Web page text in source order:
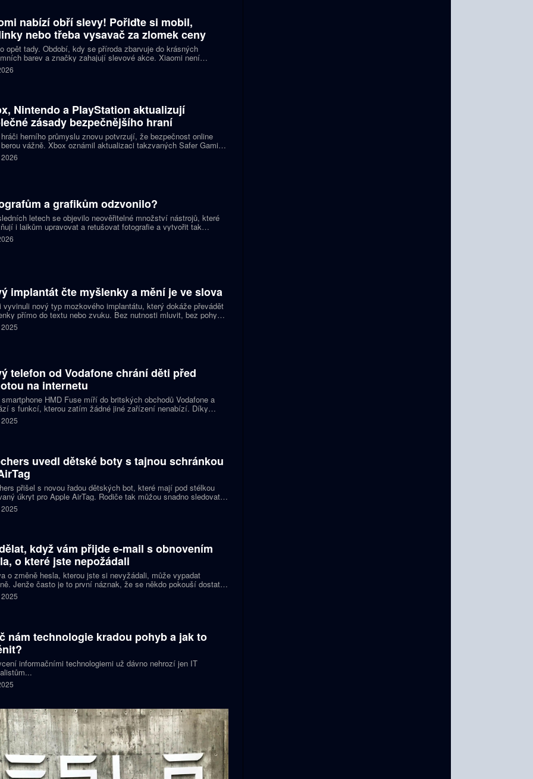
nabízí obří slevy! Pořiďte si mobil,
nebo třeba vysavač za zlomek ceny
opět tady. Období, kdy se příroda zbarvuje do krásných
barev a značky zahajují slevové akce. Xiaomi není
a až do 26. listopadu 2023 vyhlásilo až 56% slevy nejenom
mobilní telefony, ale také na sluchátka, hodinky, robotické
Nintendo a PlayStation aktualizují
zásady bezpečnějšího hraní
herního průmyslu znovu potvrzují, že bezpečnost online
vážně. Xbox oznámil aktualizaci takzvaných Safer Gaming
na nichž dlouhodobě spolupracuje s Nintendo a PlayStation.
o novou iniciativu, ale o pokračování partnerství, které vzniklo už
a grafikům odzvonilo?
letech se objevilo neověřitelné množství nástrojů, které
i laikům upravovat a retušovat fotografie a vytvořit tak
snímku dechberoucí záběr. Co víc, některé nástroje už
obrázky generovat bez nutnosti je vyfotit. Znamená to, že
implantát čte myšlenky a mění je ve slova
vyvinuli nový typ mozkového implantátu, který dokáže převádět
přímo do textu nebo zvuku. Bez nutnosti mluvit, bez pohybu
jen pomyslet na to, co chcete říct. Výzkum slibuje zásadní
lidem s těžkým ochrnutím nebo vadami řeči.
telefon od Vodafone chrání děti před
na internetu
HMD Fuse míří do britských obchodů Vodafone a
s funkcí, kterou zatím žádné jiné zařízení nenabízí. Díky
HarmBlock+ dokáže v reálném čase zablokovat přístup k
obsahu a zabránit dětem v tom, aby pořizovaly nebo
uvedl dětské boty s tajnou schránkou
přišel s novou řadou dětských bot, které mají pod stélkou
úkryt pro Apple AirTag. Rodiče tak můžou snadno sledovat
svých dětí, aniž by tracker vyčníval nebo hrozilo, že se ztratí.
když vám přijde e-mail s obnovením
o které jste nepožádali
o změně hesla, kterou jste si nevyžádali, může vypadat
Jenže často je to první náznak, že se někdo pokouší dostat
účtu. Ať už jde o podvod, nebo reálný útok, jedno je jisté –
nám technologie kradou pohyb a jak to
informačními technologiemi už dávno nehrozí jen IT